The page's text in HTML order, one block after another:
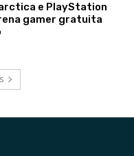
e PlayStation
gamer gratuita